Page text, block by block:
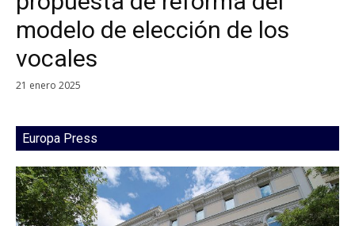
modelo de elección de los
vocales
21 enero 2025
Europa Press